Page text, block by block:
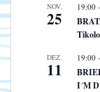
NOV.
25
19:00 -
DEZ.
11
19:00 -
I´M